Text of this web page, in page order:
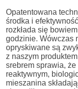
Opatentowana
środka i
rozkłada się
godzinie. Wówczas
opryskiwane są
z naszym
srebrem sprawia,
reaktywnym,
mieszanina